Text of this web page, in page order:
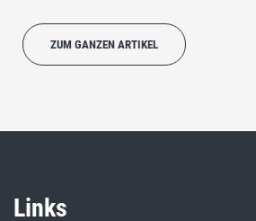
ZUM GANZEN ARTIKEL
Links